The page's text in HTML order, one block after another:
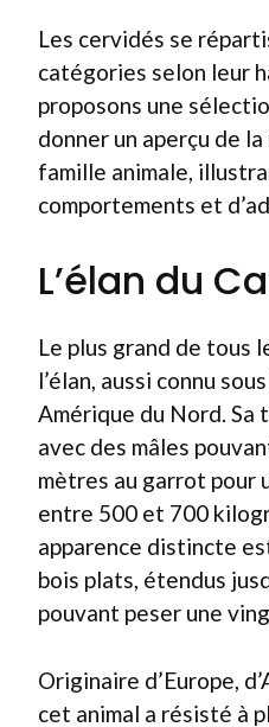
Les cervidés se
catégories selon leur
proposons une
donner un aperçu de
famille animale,
comportements et
L’élan du
Le plus grand de tous
l’élan, aussi connu
Amérique du Nord. Sa
avec des mâles
mètres au garrot pour
entre 500 et 700
apparence distincte
bois plats, étendus
pouvant peser une
Originaire d’Europe,
cet animal a résisté à